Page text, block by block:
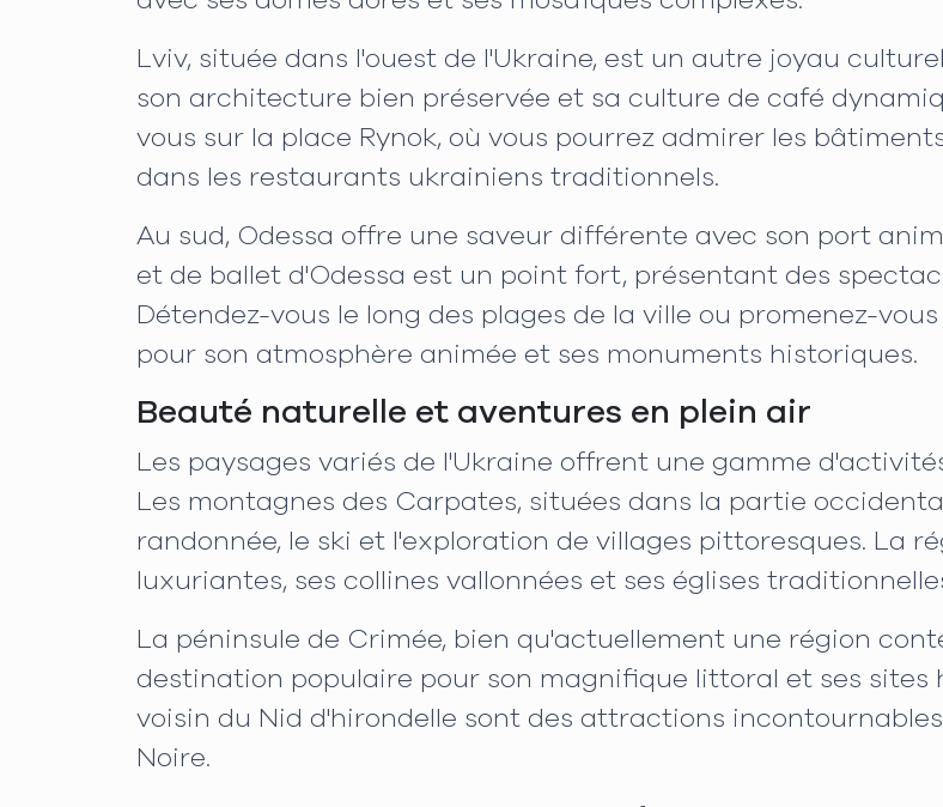
Lviv, située dans l'ouest de l'Ukraine, est un autre joyau
son architecture bien préservée et sa culture de café
vous sur la place Rynok, où vous pourrez admirer les
dans les restaurants ukrainiens traditionnels.
Au sud, Odessa offre une saveur différente avec son port
et de ballet d'Odessa est un point fort, présentant des
Détendez-vous le long des plages de la ville ou promenez-
pour son atmosphère animée et ses monuments historiques.
Beauté naturelle et aventures en plein air
Les paysages variés de l'Ukraine offrent une gamme
Les montagnes des Carpates, situées dans la partie
randonnée, le ski et l'exploration de villages pittoresques. La
luxuriantes, ses collines vallonnées et ses églises
La péninsule de Crimée, bien qu'actuellement une région
destination populaire pour son magnifique littoral et ses sites
voisin du Nid d'hirondelle sont des attractions
Noire.